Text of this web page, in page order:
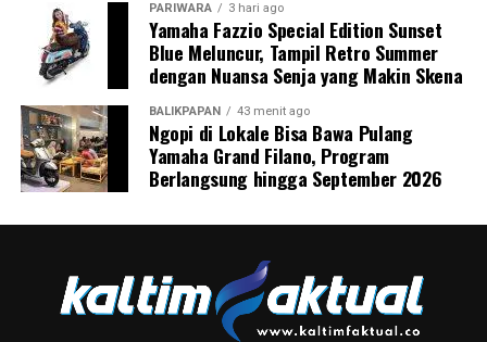
PARIWARA 3 hari ago
Yamaha Fazzio Special Edition Sunset
Blue Meluncur, Tampil Retro Summer
dengan Nuansa Senja yang Makin Skena
BALIKPAPAN 43 menit ago
Ngopi di Lokale Bisa Bawa Pulang
Yamaha Grand Filano, Program
Berlangsung hingga September 2026